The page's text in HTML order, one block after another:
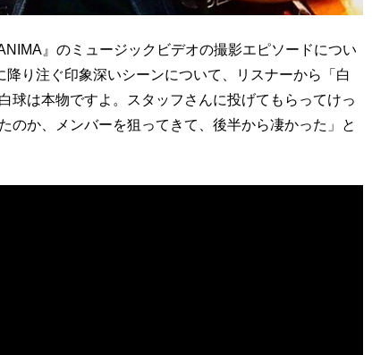
』のミュージックビデオの撮影エピソードについ
降り注ぐ印象深いシーンについて、リスナーから「白
球は本物ですよ。スタッフさんに投げてもらってけっ
のか、メンバーを狙ってきて、後半から凄かった」と